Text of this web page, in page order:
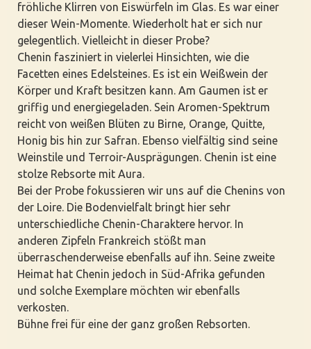
fröhliche Klirren von Eiswürfeln im Glas. Es war einer
dieser Wein-Momente. Wiederholt hat er sich nur
gelegentlich. Vielleicht in dieser Probe?
Chenin fasziniert in vielerlei Hinsichten, wie die
Facetten eines Edelsteines. Es ist ein Weißwein der
Körper und Kraft besitzen kann. Am Gaumen ist er
griffig und energiegeladen. Sein Aromen-Spektrum
reicht von weißen Blüten zu Birne, Orange, Quitte,
Honig bis hin zur Safran. Ebenso vielfältig sind seine
Weinstile und Terroir-Ausprägungen. Chenin ist eine
stolze Rebsorte mit Aura.
Bei der Probe fokussieren wir uns auf die Chenins von
der Loire. Die Bodenvielfalt bringt hier sehr
unterschiedliche Chenin-Charaktere hervor. In
anderen Zipfeln Frankreich stößt man
überraschenderweise ebenfalls auf ihn. Seine zweite
Heimat hat Chenin jedoch in Süd-Afrika gefunden
und solche Exemplare möchten wir ebenfalls
verkosten.
Bühne frei für eine der ganz großen Rebsorten.